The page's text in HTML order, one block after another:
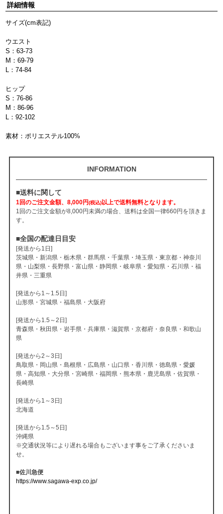
詳細情報
サイズ(cm表記)
ウエスト
S：63-73
M：69-79
L：74-84
ヒップ
S：76-86
M：86-96
L：92-102
素材：ポリエステル100%
INFORMATION
■送料に関して
1回のご注文金額、8,000円(税込)以上で送料無料となります。
1回のご注文金額が8,000円未満の場合、送料は全国一律660円を頂きま
す。
■全国の配達日目安
[発送から1日]
茨城県・新潟県・栃木県・群馬県・千葉県・埼玉県・東京都・神奈川
県・山梨県・長野県・富山県・静岡県・岐阜県・愛知県・石川県・福
井県・三重県
[発送から1～1.5日]
山形県・宮城県・福島県・大阪府
[発送から1.5～2日]
青森県・秋田県・岩手県・兵庫県・滋賀県・京都府・奈良県・和歌山
県
[発送から2～3日]
鳥取県・岡山県・島根県・広島県・山口県・香川県・徳島県・愛媛
県・高知県・大分県・宮崎県・福岡県・熊本県・鹿児島県・佐賀県・
長崎県
[発送から1～3日]
北海道
[発送から1.5～5日]
沖縄県
※交通状況等により遅れる場合もございます事をご了承くださいま
せ。
■佐川急便
https://www.sagawa-exp.co.jp/